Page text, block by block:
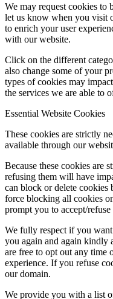
We may request cookies to
let us know when you visit
to enrich your user
with our website.
Click on the different
also change some of your
types of cookies may
the services we are able to
Essential Website Cookies
These cookies are strictly
available through our
Because these cookies are
refusing them will have
can block or delete cookies
force blocking all cookies
prompt you to accept/
We fully respect if you
you again and again kindly
are free to opt out any time
experience. If you refuse
our domain.
We provide you with a list